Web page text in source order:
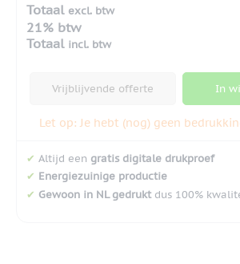
Totaal excl. btw
21% btw
Totaal incl. btw
Vrijblijvende offerte In
Let op: Je hebt (nog) geen
✔ Altijd een gratis digitale drukproef
✔ Energiezuinige productie
✔ Gewoon in NL gedruktdus 100%